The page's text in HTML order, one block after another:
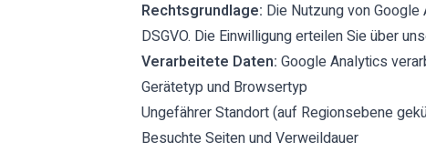
Rechtsgrundlage: Die Nutzung von
DSGVO. Die Einwilligung erteilen Sie über
Verarbeitete Daten: Google Analytics
Gerätetyp und Browsertyp
Ungefährer Standort (auf Regionsebene
Besuchte Seiten und Verweildauer